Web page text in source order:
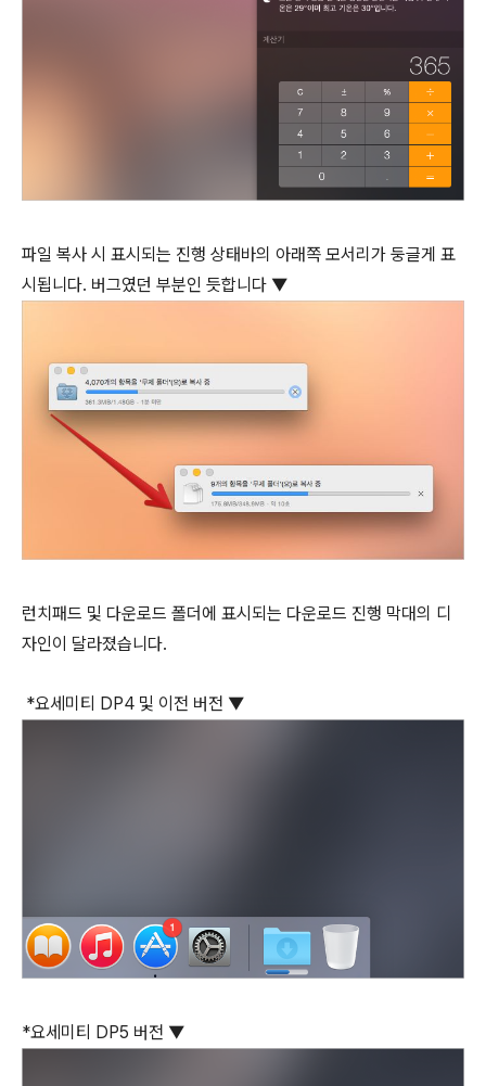
파일 복사 시 표시되는 진행 상태바의 아래쪽 모서리가 둥글게 표
시됩니다. 버그였던 부분인 듯합니다 ▼
런치패드 및 다운로드 폴더에 표시되는 다운로드 진행 막대의 디
자인이 달라졌습니다.
*요세미티 DP4 및 이전 버전 ▼
*요세미티 DP5 버전 ▼